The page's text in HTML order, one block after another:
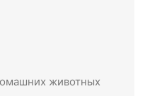
животных